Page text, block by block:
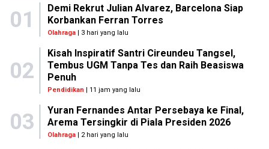
01
Demi Rekrut Julian Alvarez, Barcelona Siap
Korbankan Ferran Torres
Olahraga| 3 hari yang lalu
02
Kisah Inspiratif Santri Cireundeu Tangsel,
Tembus UGM Tanpa Tes dan Raih Beasiswa
Penuh
Pendidikan | 11 jam yang lalu
03
Yuran Fernandes Antar Persebaya ke Final,
Arema Tersingkir di Piala Presiden 2026
Olahraga| 2 hari yang lalu